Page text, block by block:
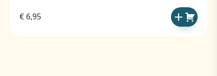
€ 6,95